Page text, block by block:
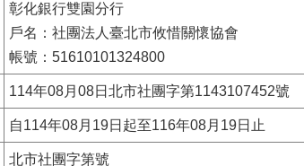
彰化銀行雙園分行
戶名：社團法人臺北市攸惜關懷協會
帳號：51610101324800
114年08月08日北市社團字第1143107452號
自114年08月19日起至116年08月19日止
北市社團字第號